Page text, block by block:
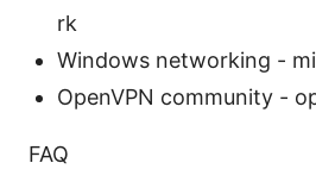
rk
Windows networking -
OpenVPN community -
FAQ